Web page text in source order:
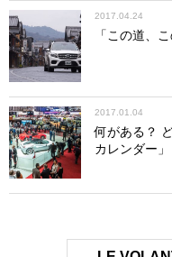
2017.04.24
「この道、
2017.01.04
何がある？
カレンダー」